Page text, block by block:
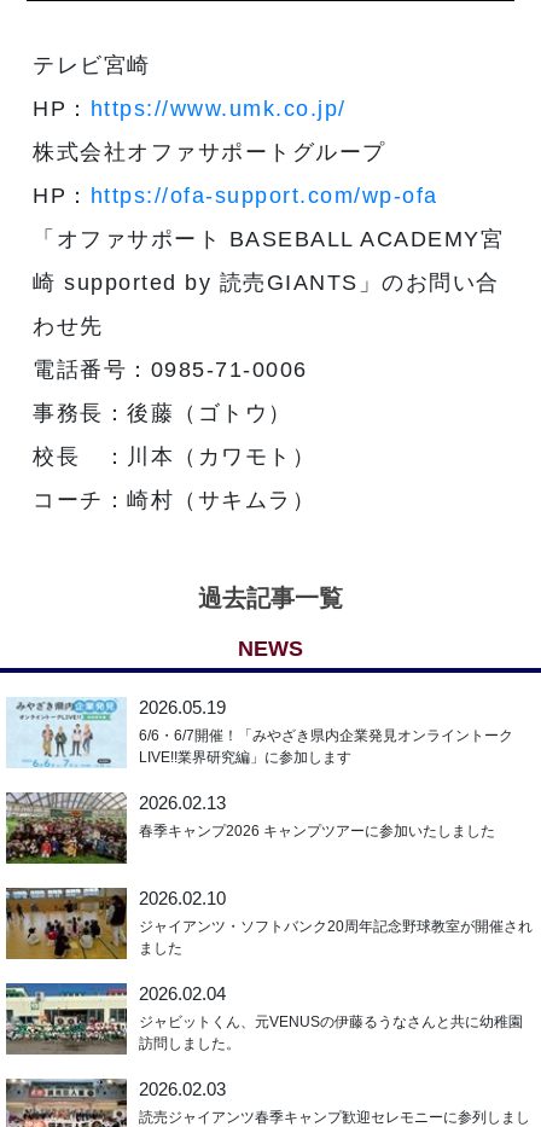
テレビ宮崎
HP： https://www.umk.co.jp/
株式会社オファサポートグループ
HP： https://ofa-support.com/wp-ofa
「オファサポート BASEBALL ACADEMY宮
崎 supported by 読売GIANTS」のお問い合
わせ先
電話番号：0985-71-0006
事務長：後藤（ゴトウ）
校長 ：川本（カワモト）
コーチ：崎村（サキムラ）
過去記事一覧
NEWS
2026.05.19
6/6・6/7開催！「みやざき県内企業発見オンライントーク
LIVE!!業界研究編」に参加します
2026.02.13
春季キャンプ2026 キャンプツアーに参加いたしました
2026.02.10
ジャイアンツ・ソフトバンク20周年記念野球教室が開催され
ました
2026.02.04
ジャビットくん、元VENUSの伊藤るうなさんと共に幼稚園
訪問しました。
2026.02.03
読売ジャイアンツ春季キャンプ歓迎セレモニーに参列しまし